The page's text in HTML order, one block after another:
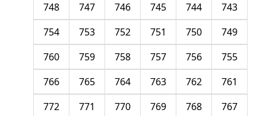
743
744
745
746
747
748
749
750
751
752
753
754
755
756
757
758
759
760
761
762
763
764
765
766
767
768
769
770
771
772